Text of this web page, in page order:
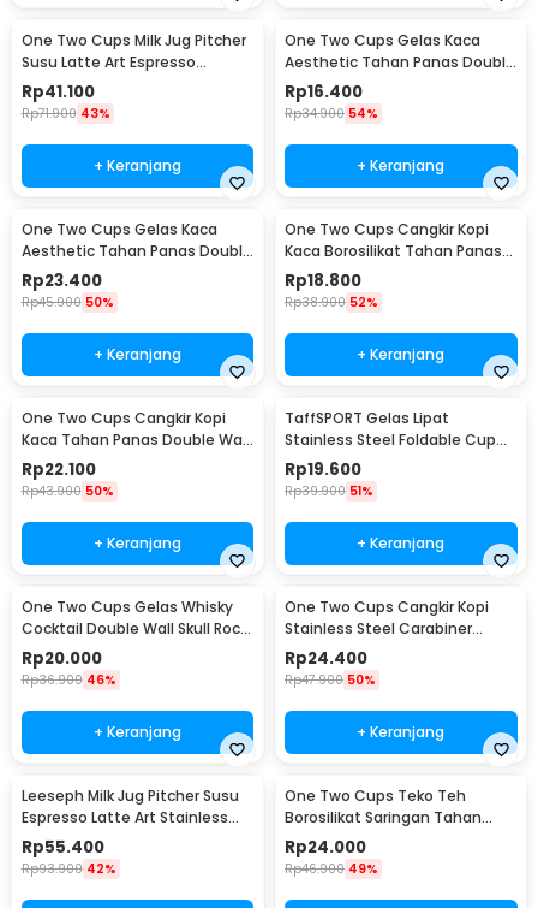
One Two Cups Milk Jug Pitcher
Susu Latte Art Espresso
Stainless Steel 350ml - 10084
Rp41.100
Rp71.900 43%
+ Keranjang
One Two Cups Gelas Kaca
Aesthetic Tahan Panas Double
Wall Glass 250ml - PLY1704
Rp16.400
Rp34.900 54%
+ Keranjang
One Two Cups Gelas Kaca
Aesthetic Tahan Panas Double
Wall Glass 433ml - PLY1704
Rp23.400
Rp45.900 50%
+ Keranjang
One Two Cups Cangkir Kopi
Kaca Borosilikat Tahan Panas
Double Wall Cup 160ml
Rp18.800
Rp38.900 52%
+ Keranjang
One Two Cups Cangkir Kopi
Kaca Tahan Panas Double Wall
Cup 180ml - DOME240
Rp22.100
Rp43.900 50%
+ Keranjang
TaffSPORT Gelas Lipat
Stainless Steel Foldable Cup
Carabiner 240ml - F180
Rp19.600
Rp39.900 51%
+ Keranjang
One Two Cups Gelas Whisky
Cocktail Double Wall Skull Rock
Glass 150ml - SG-02
Rp20.000
Rp36.900 46%
+ Keranjang
One Two Cups Cangkir Kopi
Stainless Steel Carabiner
Camping Cup 220ml - C125
Rp24.400
Rp47.900 50%
+ Keranjang
Leeseph Milk Jug Pitcher Susu
Espresso Latte Art Stainless
Steel 600ml - L-2016
Rp55.400
Rp93.900 42%
One Two Cups Teko Teh
Borosilikat Saringan Tahan
Panas Teapot 500ml - TP-757
Rp24.000
Rp46.900 49%